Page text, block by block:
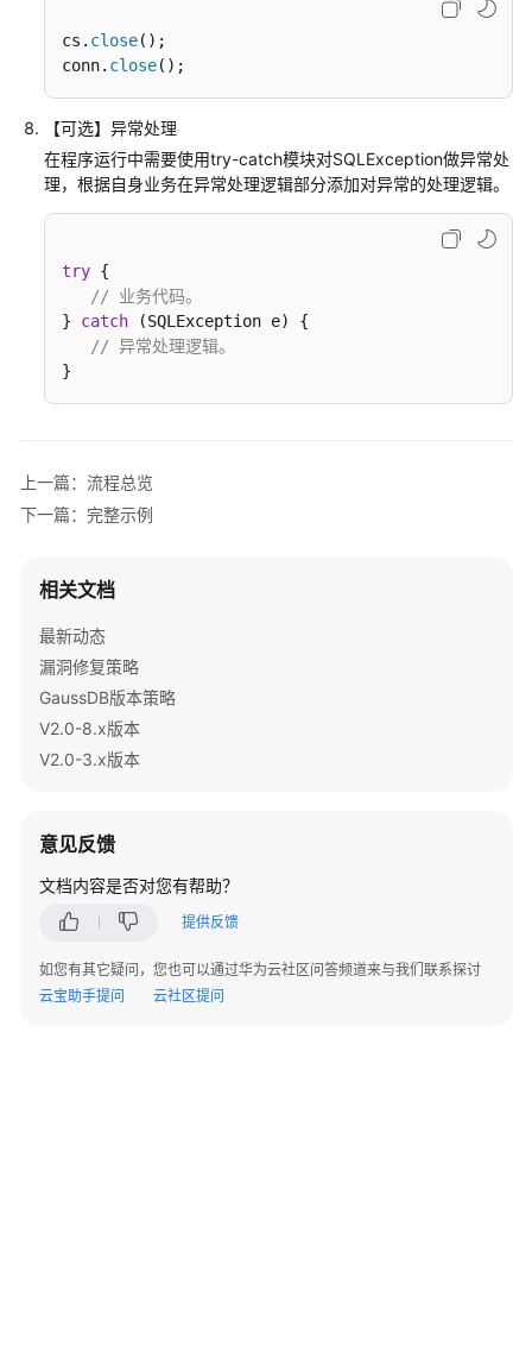
慢
SQL
优
化
最
佳
SQL
询
最
数
据
查
询
最
佳
实
践
（分
储
过
最
佳
cs. close();
conn. close();
【可选】异常处理
在程序运行中需要使用try-catch模块对SQLException做异常处
理，根据自身业务在异常处理逻辑部分添加对异常的处理逻辑。
try {
// 业务代码。
} catch (SQLException e) {
// 异常处理逻辑。
}
上一篇：流程总览
下一篇：完整示例
相关文档
最新动态
漏洞修复策略
GaussDB版本策略
V2.0-8.x版本
V2.0-3.x版本
意见反馈
文档内容是否对您有帮助？
提供反馈
如您有其它疑问，您也可以通过华为云社区问答频道来与我们联系探讨
云宝助手提问
云社区提问